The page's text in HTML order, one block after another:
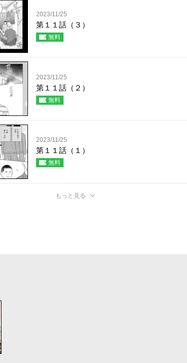
2023/11/25
第１１話（３）
無料
2023/11/25
第１１話（２）
無料
2023/11/25
第１１話（１）
無料
もっと見る